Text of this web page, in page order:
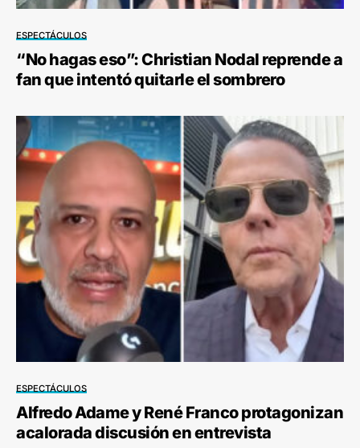
ESPECTÁCULOS
“No hagas eso”: Christian Nodal reprende a
fan que intentó quitarle el sombrero
ESPECTÁCULOS
Alfredo Adame y René Franco protagonizan
acalorada discusión en entrevista